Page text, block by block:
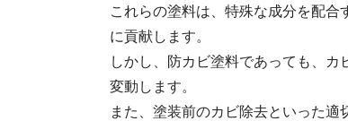
これらの塗料は、特殊な成分を配
に貢献します。
しかし、防カビ塗料であっても、
変動します。
また、塗装前のカビ除去といった適